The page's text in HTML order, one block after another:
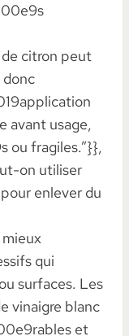
de citron peut
avant usage,
ou fragiles.”}},
on utiliser
enlever du
mieux
qui
surfaces. Les
vinaigre blanc
et